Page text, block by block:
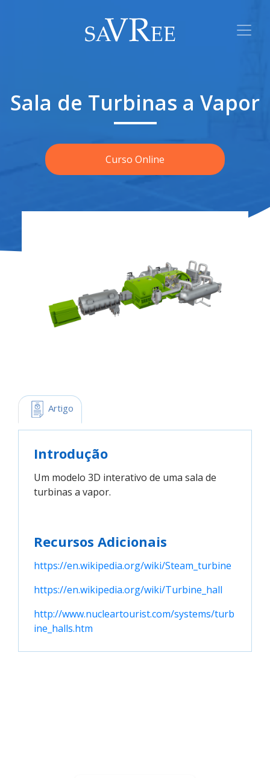
Sala de Turbinas a Vapor
Curso Online
Artigo
Introdução
Um modelo 3D interativo de uma sala de
turbinas a vapor.
Recursos Adicionais
https://en.wikipedia.org/wiki/Steam_turbine
https://en.wikipedia.org/wiki/Turbine_hall
http://www.nucleartourist.com/systems/turb
ine_halls.htm